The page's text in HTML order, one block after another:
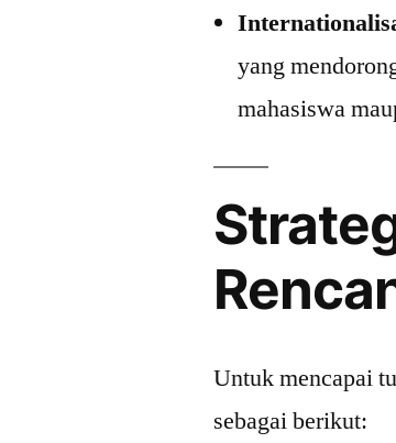
yang
mahasiswa
Untuk mencapai
sebagai berikut: